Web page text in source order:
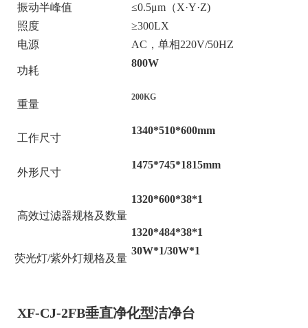
振动半峰值
≤0.5μm（X·Y·Z)
照度
≥300LX
电源
AC，单相220V/50HZ
功耗
800W
重量
200KG
工作尺寸
1340*510*600mm
外形尺寸
1475*745*1815mm
高效过滤器规格及数量
1320*600*38*1
1320*484*38*1
荧光灯/紫外灯规格及量
30W*1/30W*1
XF-CJ-2FB垂直净化型洁净台